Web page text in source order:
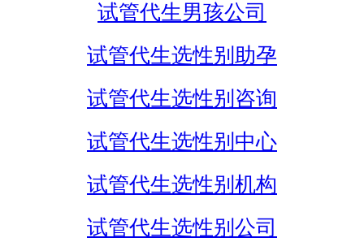
试管代生男孩公司
试管代生选性别助孕
试管代生选性别咨询
试管代生选性别中心
试管代生选性别机构
试管代生选性别公司